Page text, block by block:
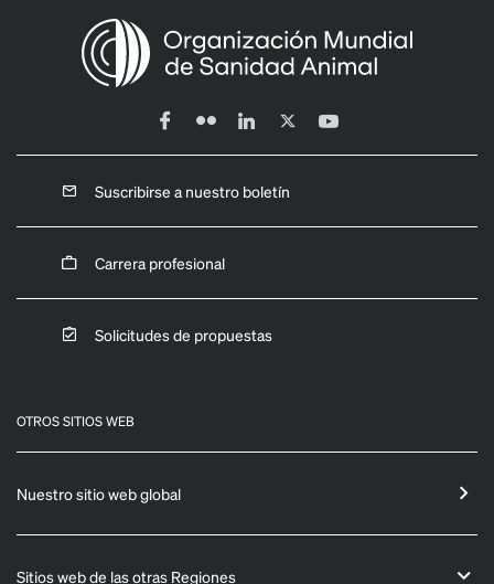
Suscribirse a nuestro boletín
Carrera profesional
Solicitudes de propuestas
OTROS SITIOS WEB
Nuestro sitio web global
Sitios web de las otras Regiones